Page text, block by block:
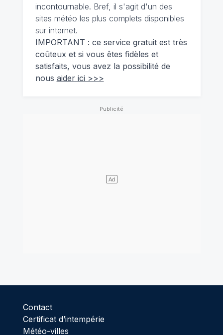
incontournable. Bref, il s'agit d'un des
sites météo les plus complets disponibles
sur internet.
IMPORTANT : ce service gratuit est très
coûteux et si vous êtes fidèles et
satisfaits, vous avez la possibilité de
nous aider ici >>>
Contact
Certificat d’intempérie
Météo-villes